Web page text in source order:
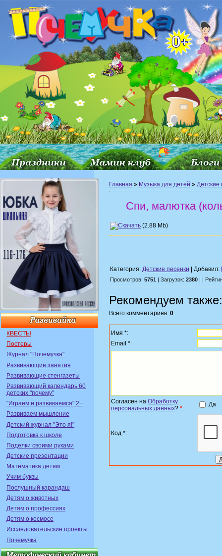
КВЕСТЫ
Постеры
Журнал "Почемучка"
Развивающие занятия
Развивающие стенгазеты
Развивающий календарь 60
детских "почему"
"Играем и развиваемся" 2+
Развиваем мышление
Детский журнал "Это я!"
Подготовка к школе
Поделки своими руками
Детские презентации
Математика детям
Учим буквы
Послушный карандаш
Детям о животных
Детям о профессиях
Детям о космосе
Исследовательские проекты
Почемучка
Главная » Музыка для детей » Детские
Спи, малютка
(2.88 Mb)
Категория: Детские песенки | Добавил:
Просмотров: 5751 | Загрузок: 2380 | |
Рекомендуем также:
Всего комментариев: 0
Имя *:
Email *:
Согласен на Обработку
персональных данных? *:
Да
Код *: